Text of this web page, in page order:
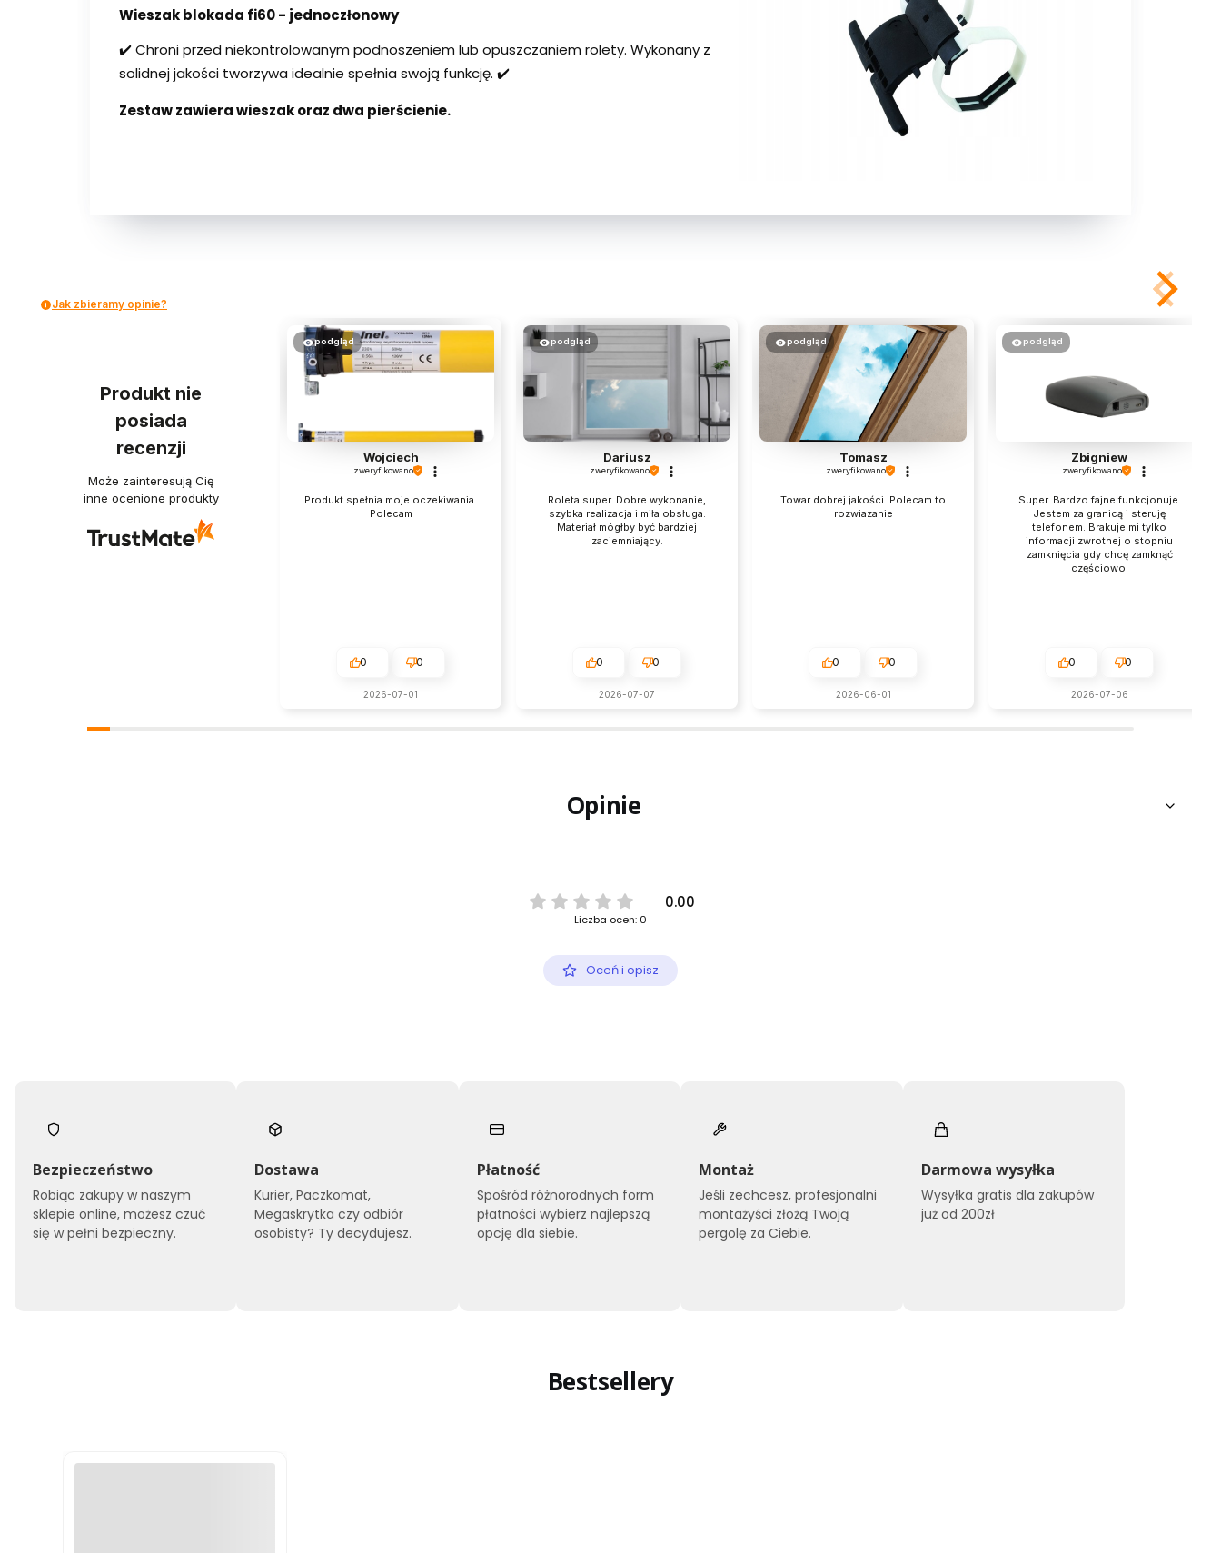
Wieszak blokada fi60 - jednoczłonowy
✔️ Chroni przed niekontrolowanym podnoszeniem lub opuszczaniem rolety. Wykonany z
solidnej jakości tworzywa idealnie spełnia swoją funkcję. ✔️
Zestaw zawiera wieszak oraz dwa pierścienie.
Jak zbieramy opinie?
Produkt nie
posiada
recenzji
Może zainteresują Cię
inne ocenione produkty
podgląd
Wojciech
zweryfikowano
Produkt spełnia moje oczekiwania.
Polecam
0 0
2026-07-01
podgląd
Dariusz
zweryfikowano
Roleta super. Dobre wykonanie,
szybka realizacja i miła obsługa.
Materiał mógłby być bardziej
zaciemniający.
0 0
2026-07-07
podgląd
Tomasz
zweryfikowano
Towar dobrej jakości. Polecam to
rozwiazanie
0 0
2026-06-01
podgląd
Zbigniew
zweryfikowano
Super. Bardzo fajne funkcjonuje.
Jestem za granicą i steruję
telefonem. Brakuje mi tylko
informacji zwrotnej o stopniu
zamknięcia gdy chcę zamknąć
częściowo.
0 0
2026-07-06
Opinie
0.00
Liczba ocen: 0
Oceń i opisz
Bezpieczeństwo
Robiąc zakupy w naszym
sklepie online, możesz czuć
się w pełni bezpieczny.
Dostawa
Kurier, Paczkomat,
Megaskrytka czy odbiór
osobisty? Ty decydujesz.
Płatność
Spośród różnorodnych form
płatności wybierz najlepszą
opcję dla siebie.
Montaż
Jeśli zechcesz, profesjonalni
montażyści złożą Twoją
pergolę za Ciebie.
Darmowa wysyłka
Wysyłka gratis dla zakupów
już od 200zł
Bestsellery